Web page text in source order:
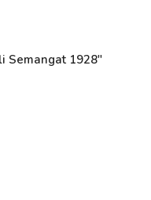
Semangat 1928"